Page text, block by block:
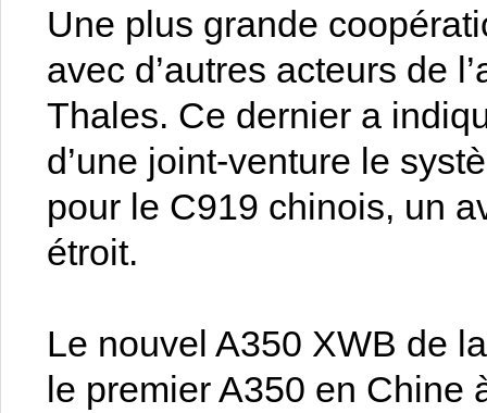
Une plus grande
avec d’autres acteurs de
Thales. Ce dernier a
d’une joint-venture le
pour le C919 chinois, un
étroit.
Le nouvel A350 XWB de
le premier A350 en Chine